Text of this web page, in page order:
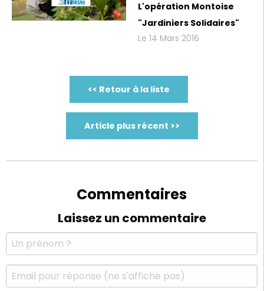
L'opération Montoise
"Jardiniers Solidaires"
Le 14 Mars 2016
<< Retour à la liste
Article plus récent >>
Commentaires
Laissez un commentaire